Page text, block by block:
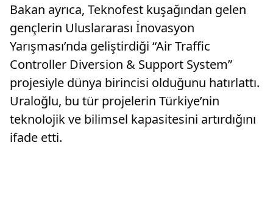
Bakan ayrıca, Teknofest kuşağından gelen
gençlerin Uluslararası İnovasyon
Yarışması’nda geliştirdiği “Air Traffic
Controller Diversion & Support System”
projesiyle dünya birincisi olduğunu hatırlattı.
Uraloğlu, bu tür projelerin Türkiye’nin
teknolojik ve bilimsel kapasitesini artırdığını
ifade etti.